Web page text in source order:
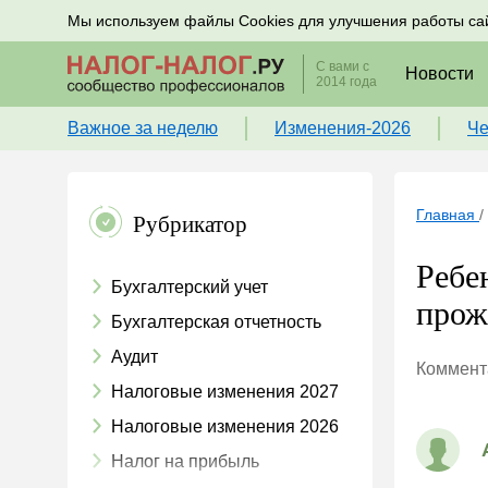
Мы используем файлы Cookies для улучшения работы
Подписывайтесь на новости по налогам, учету и
С вами с
2014 года
Новости
Важное за неделю Изменения-2026
Рубрикатор
Бухгалтерский учет
Бухгалтерская отчетность
Аудит
Налоговые изменения 2027
Налоговые изменения 2026
Налог на прибыль
Главная /